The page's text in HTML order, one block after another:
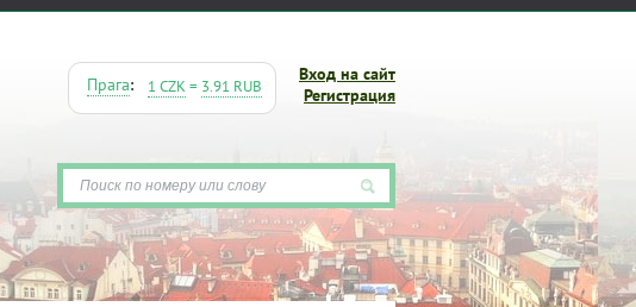
Вход на сайт
Регистрация
Прага: 1 CZK= 3.91 RUB